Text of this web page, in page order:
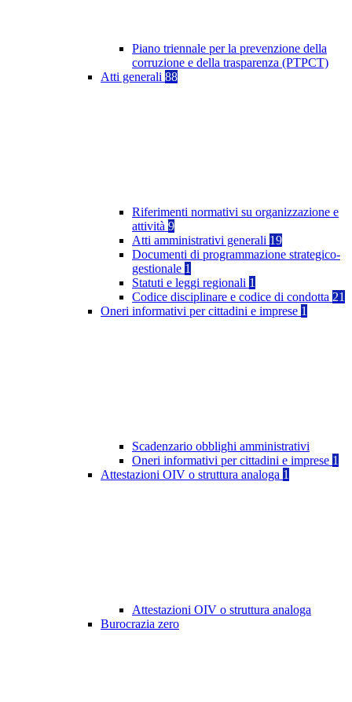
Piano triennale per la prevenzione della
corruzione e della trasparenza (PTPCT)
Atti generali 88
Riferimenti normativi su organizzazione e
attività 9
Atti amministrativi generali 19
Documenti di programmazione strategico-
gestionale 1
Statuti e leggi regionali 1
Codice disciplinare e codice di condotta 21
Oneri informativi per cittadini e imprese 1
Scadenzario obblighi amministrativi
Oneri informativi per cittadini e imprese 1
Attestazioni OIV o struttura analoga 1
Attestazioni OIV o struttura analoga
Burocrazia zero